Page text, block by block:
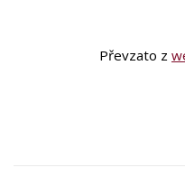
Převzato z